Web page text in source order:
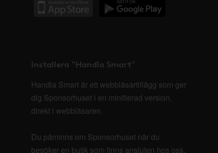
Installera "Handla Smart"
Handla Smart är ett webbläsartillägg som ger
dig Sponsorhuset i en minifierad version,
direkt i webbläsaren.
Du påminns om Sponsorhuset när du
besöker en butik som finns ansluten hos oss.